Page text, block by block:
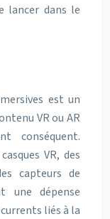
lancer dans le
est un
VR ou AR
conséquent.
VR, des
capteurs de
une dépense
liés à la